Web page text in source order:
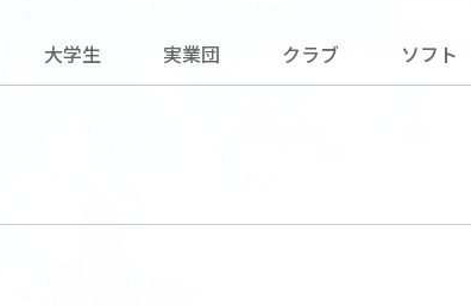
大学生 実業団 クラブ ソフト